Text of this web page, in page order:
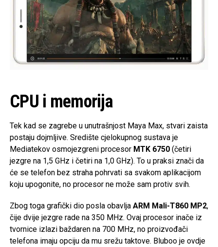
CPU i memorija
Tek kad se zagrebe u unutrašnjost Maya Max, stvari zaista
postaju dojmljive. Središte cjelokupnog sustava je
Mediatekov osmojezgreni procesor MTK 6750 (četiri
jezgre na 1,5 GHz i četiri na 1,0 GHz). To u praksi znači da
će se telefon bez straha pohrvati sa svakom aplikacijom
koju upogonite, no procesor ne može sam protiv svih.
Zbog toga grafički dio posla obavlja ARM Mali-T860 MP2,
čije dvije jezgre rade na 350 MHz. Ovaj procesor inače iz
tvornice izlazi baždaren na 700 MHz, no proizvođači
telefona imaju opciju da mu srežu taktove. Bluboo je ovdje